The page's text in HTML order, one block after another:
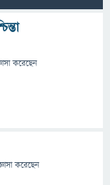
করেছেন
করেছেন